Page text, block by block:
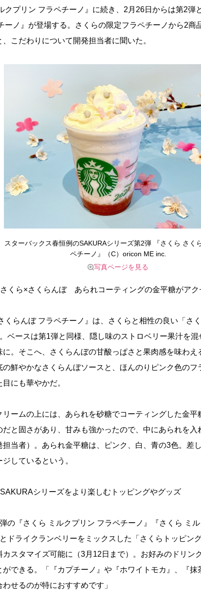
クプリン フラペチーノ』に続き、2月26日からは第2弾
ーノ』が登場する。さくらの限定フラペチーノから2商
こだわりについて開発担当者に聞いた。
スターバックス春恒例のSAKURAシリーズ第2弾 『さくら さく
ペチーノ』（C）oricon ME inc.
写真ページを見る
くら×さくらんぼ あられコーティングの金平糖がアク
らんぼ フラペチーノ』は、さくらと相性の良い「さ
ベースは第1弾と同様、隠し味のストロベリー果汁を混
に。そこへ、さくらんぼの甘酸っぱさと果肉感を味わえ
の鮮やかなさくらんぼソースと、ほんのりピンク色のフ
にも華やかだ。
ームの上には、あられを砂糖でコーティングした金平
だと固さがあり、甘みも強かったので、中にあられを入
担当者）。あられ金平糖は、ピンク、白、青の3色。差
しているという。
シリーズをより楽しむトッピングやグッズ
の『さくら ミルクプリン フラペチーノ』『さくら ミル
ドライクランベリーをミックスした「さくらトッピン
カスタマイズ可能に（3月12日まで）。お好みのドリン
ができる。「『カプチーノ』や『ホワイトモカ』、『抹
わせるのが特におすすめです」